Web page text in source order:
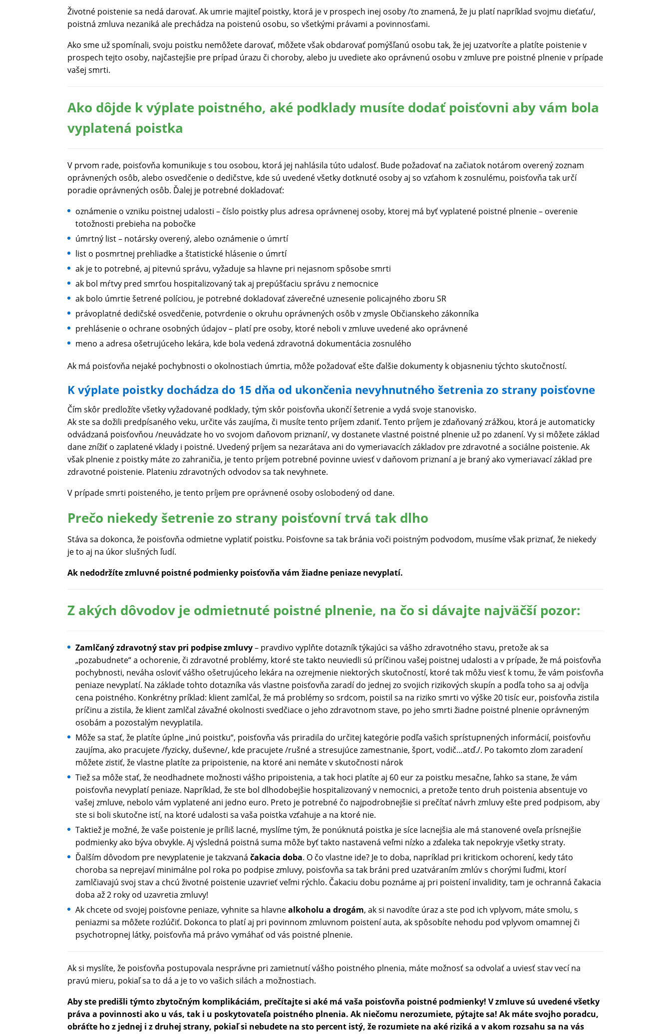
Životné poistenie sa nedá darovať. Ak umrie majiteľ poistky, ktorá je v prospech inej osoby /to znamená, že ju platí napríklad svojmu dieťaťu/,
poistná zmluva nezaniká ale prechádza na poistenú osobu, so všetkými právami a povinnosťami.
Ako sme už spomínali, svoju poistku nemôžete darovať, môžete však obdarovať pomýšľanú osobu tak, že jej uzatvoríte a platíte poistenie v
prospech tejto osoby, najčastejšie pre prípad úrazu či choroby, alebo ju uvediete ako oprávnenú osobu v zmluve pre poistné plnenie v prípade
vašej smrti.
Ako dôjde k výplate poistného, aké podklady musíte dodať poisťovni aby vám bola
vyplatená poistka
V prvom rade, poisťovňa komunikuje s tou osobou, ktorá jej nahlásila túto udalosť. Bude požadovať na začiatok notárom overený zoznam
oprávnených osôb, alebo osvedčenie o dedičstve, kde sú uvedené všetky dotknuté osoby aj so vzťahom k zosnulému, poisťovňa tak určí
poradie oprávnených osôb. Ďalej je potrebné dokladovať:
oznámenie o vzniku poistnej udalosti – číslo poistky plus adresa oprávnenej osoby, ktorej má byť vyplatené poistné plnenie – overenie
totožnosti prebieha na pobočke
úmrtný list – notársky overený, alebo oznámenie o úmrtí
list o posmrtnej prehliadke a štatistické hlásenie o úmrtí
ak je to potrebné, aj pitevnú správu, vyžaduje sa hlavne pri nejasnom spôsobe smrti
ak bol mŕtvy pred smrťou hospitalizovaný tak aj prepúšťaciu správu z nemocnice
ak bolo úmrtie šetrené políciou, je potrebné dokladovať záverečné uznesenie policajného zboru SR
právoplatné dedičské osvedčenie, potvrdenie o okruhu oprávnených osôb v zmysle Občianskeho zákonníka
prehlásenie o ochrane osobných údajov – platí pre osoby, ktoré neboli v zmluve uvedené ako oprávnené
meno a adresa ošetrujúceho lekára, kde bola vedená zdravotná dokumentácia zosnulého
Ak má poisťovňa nejaké pochybnosti o okolnostiach úmrtia, môže požadovať ešte ďalšie dokumenty k objasneniu týchto skutočností.
K výplate poistky dochádza do 15 dňa od ukončenia nevyhnutného šetrenia zo strany poisťovne
Čím skôr predložíte všetky vyžadované podklady, tým skôr poisťovňa ukončí šetrenie a vydá svoje stanovisko.
Ak ste sa dožili predpísaného veku, určite vás zaujíma, či musíte tento príjem zdaniť. Tento príjem je zdaňovaný zrážkou, ktorá je automaticky
odvádzaná poisťovňou /neuvádzate ho vo svojom daňovom priznaní/, vy dostanete vlastné poistné plnenie už po zdanení. Vy si môžete základ
dane znížiť o zaplatené vklady i poistné. Uvedený príjem sa nezarátava ani do vymeriavacích základov pre zdravotné a sociálne poistenie. Ak
však plnenie z poistky máte zo zahraničia, je tento príjem potrebné povinne uviesť v daňovom priznaní a je braný ako vymeriavací základ pre
zdravotné poistenie. Plateniu zdravotných odvodov sa tak nevyhnete.
V prípade smrti poisteného, je tento príjem pre oprávnené osoby oslobodený od dane.
Prečo niekedy šetrenie zo strany poisťovní trvá tak dlho
Stáva sa dokonca, že poisťovňa odmietne vyplatiť poistku. Poisťovne sa tak bránia voči poistným podvodom, musíme však priznať, že niekedy
je to aj na úkor slušných ľudí.
Ak nedodržíte zmluvné poistné podmienky poisťovňa vám žiadne peniaze nevyplatí.
Z akých dôvodov je odmietnuté poistné plnenie, na čo si dávajte najväčší pozor:
Zamlčaný zdravotný stav pri podpise zmluvy– pravdivo vyplňte dotazník týkajúci sa vášho zdravotného stavu, pretože ak sa
„pozabudnete“ a ochorenie, či zdravotné problémy, ktoré ste takto neuviedli sú príčinou vašej poistnej udalosti a v prípade, že má poisťovňa
pochybnosti, neváha osloviť vášho ošetrujúceho lekára na ozrejmenie niektorých skutočností, ktoré tak môžu viesť k tomu, že vám poisťovňa
peniaze nevyplatí. Na základe tohto dotazníka vás vlastne poisťovňa zaradí do jednej zo svojich rizikových skupín a podľa toho sa aj odvíja
cena poistného. Konkrétny príklad: klient zamlčal, že má problémy so srdcom, poistil sa na riziko smrti vo výške 20 tisíc eur, poisťovňa zistila
príčinu a zistila, že klient zamlčal závažné okolnosti svedčiace o jeho zdravotnom stave, po jeho smrti žiadne poistné plnenie oprávneným
osobám a pozostalým nevyplatila.
Môže sa stať, že platíte úplne „inú poistku“, poisťovňa vás priradila do určitej kategórie podľa vašich sprístupnených informácií, poisťovňu
zaujíma, ako pracujete /fyzicky, duševne/, kde pracujete /rušné a stresujúce zamestnanie, šport, vodič…atď./. Po takomto zlom zaradení
môžete zistiť, že vlastne platíte za pripoistenie, na ktoré ani nemáte v skutočnosti nárok
Tiež sa môže stať, že neodhadnete možnosti vášho pripoistenia, a tak hoci platíte aj 60 eur za poistku mesačne, ľahko sa stane, že vám
poisťovňa nevyplatí peniaze. Napríklad, že ste bol dlhodobejšie hospitalizovaný v nemocnici, a pretože tento druh poistenia absentuje vo
vašej zmluve, nebolo vám vyplatené ani jedno euro. Preto je potrebné čo najpodrobnejšie si prečítať návrh zmluvy ešte pred podpisom, aby
ste si boli skutočne istí, na ktoré udalosti sa vaša poistka vzťahuje a na ktoré nie.
Taktiež je možné, že vaše poistenie je príliš lacné, myslíme tým, že ponúknutá poistka je síce lacnejšia ale má stanovené oveľa prísnejšie
podmienky ako býva obvykle. Aj výsledná poistná suma môže byť takto nastavená veľmi nízko a zďaleka tak nepokryje všetky straty.
Ďalším dôvodom pre nevyplatenie je takzvaná čakacia doba. O čo vlastne ide? Je to doba, napríklad pri kritickom ochorení, kedy táto
choroba sa neprejaví minimálne pol roka po podpise zmluvy, poisťovňa sa tak bráni pred uzatváraním zmlúv s chorými ľuďmi, ktorí
zamlčiavajú svoj stav a chcú životné poistenie uzavrieť veľmi rýchlo. Čakaciu dobu poznáme aj pri poistení invalidity, tam je ochranná čakacia
doba až 2 roky od uzavretia zmluvy!
Ak chcete od svojej poisťovne peniaze, vyhnite sa hlavnealkoholu a drogám, ak si navodíte úraz a ste pod ich vplyvom, máte smolu, s
peniazmi sa môžete rozlúčiť. Dokonca to platí aj pri povinnom zmluvnom poistení auta, ak spôsobíte nehodu pod vplyvom omamnej či
psychotropnej látky, poisťovňa má právo vymáhať od vás poistné plnenie.
Ak si myslíte, že poisťovňa postupovala nesprávne pri zamietnutí vášho poistného plnenia, máte možnosť sa odvolať a uviesť stav vecí na
pravú mieru, pokiaľ sa to dá a je to vo vašich silách a možnostiach.
Aby ste predišli týmto zbytočným komplikáciám, prečítajte si aké má vaša poisťovňa poistné podmienky! V zmluve sú uvedené všetky
práva a povinnosti ako u vás, tak i u poskytovateľa poistného plnenia. Ak niečomu nerozumiete, pýtajte sa! Ak máte svojho poradcu,
obráťte ho z jednej i z druhej strany, pokiaľ si nebudete na sto percent istý, že rozumiete na aké riziká a v akom rozsahu sa na vás